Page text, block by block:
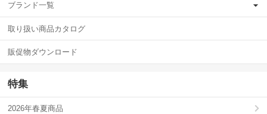
ブランド一覧
取り扱い商品カタログ
販促物ダウンロード
特集
2026年春夏商品